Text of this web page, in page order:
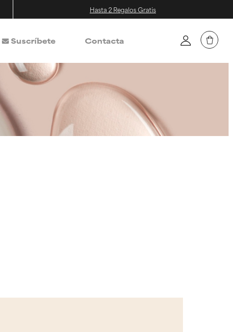
Hasta 2 Regalos Gratis
Suscríbete Contacta